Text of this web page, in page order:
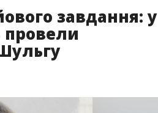
завдання: у
провели